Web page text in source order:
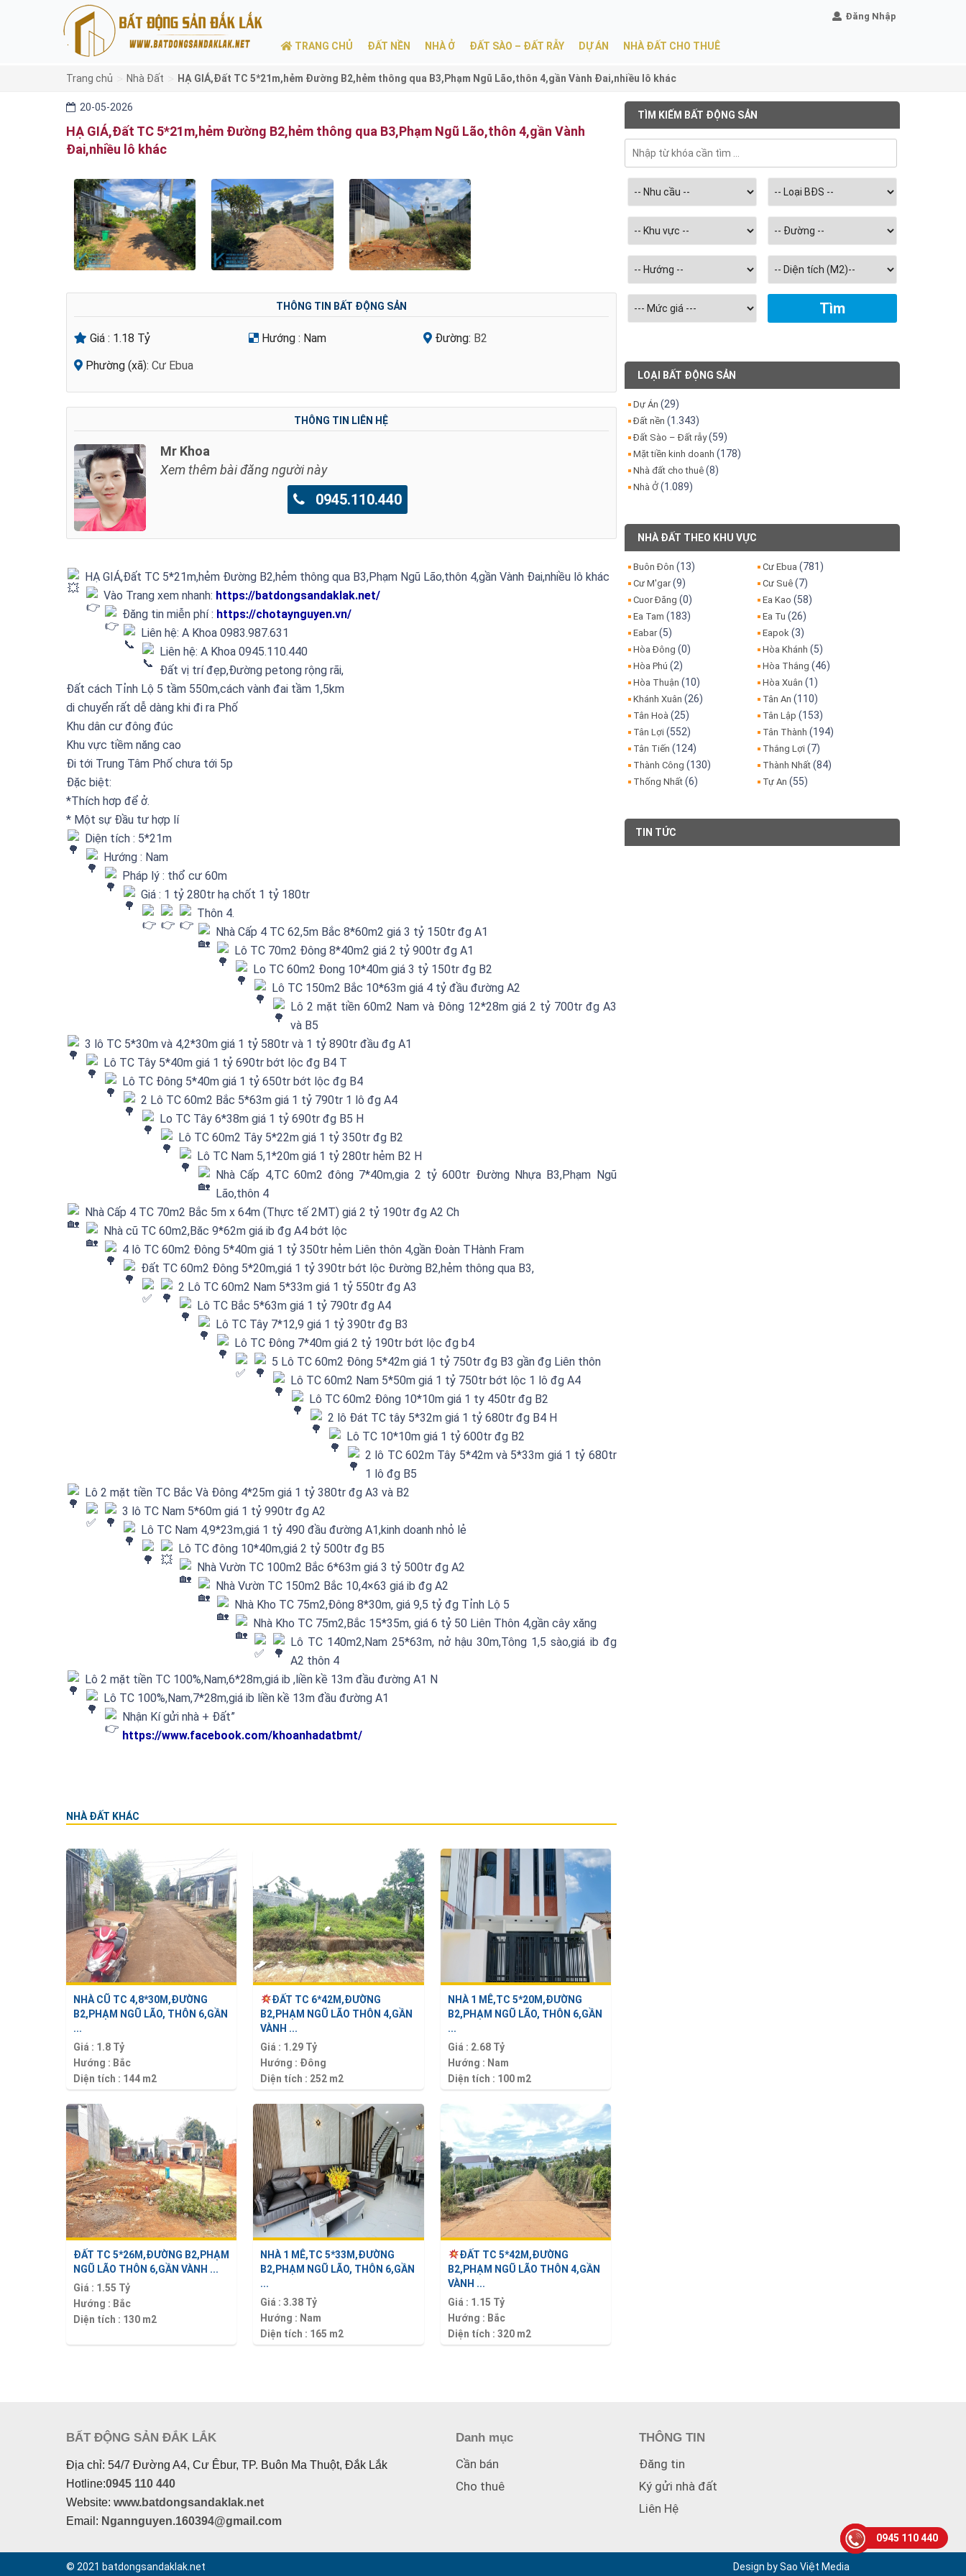
Đăng Nhập
TRANG CHỦ ĐẤT NỀN NHÀ Ở ĐẤT SÀO – ĐẤT RẪY DỰ ÁN NHÀ ĐẤT CHO THUÊ
Trang chủ Nhà Đất HẠ GIÁ,Đất TC 5*21m,hẻm Đường B2,hẻm thông qua B3,Phạm Ngũ Lão,thôn 4,gần Vành Đai,nhiều lô khác
20-05-2026
HẠ GIÁ,Đất TC 5*21m,hẻm Đường B2,hẻm thông qua B3,Phạm Ngũ Lão,thôn 4,gần Vành
Đai,nhiều lô khác
THÔNG TIN BẤT ĐỘNG SẢN
Giá : 1.18 Tỷ Hướng : Nam Đường: B2
Phường (xã): Cư Ebua
THÔNG TIN LIÊN HỆ
Mr Khoa
Xem thêm bài đăng người này
0945.110.440
HẠ GIÁ,Đất TC 5*21m,hẻm Đường B2,hẻm thông qua B3,Phạm Ngũ Lão,thôn 4,gần Vành Đai,nhiều lô khác
Vào Trang xem nhanh: https://batdongsandaklak.net/
Đăng tin miễn phí : https://chotaynguyen.vn/
Liên hệ: A Khoa 0983.987.631
Liên hệ: A Khoa 0945.110.440
Đất vị trí đẹp,Đường petong rộng rãi,
Đất cách Tỉnh Lộ 5 tầm 550m,cách vành đai tầm 1,5km
di chuyển rất dễ dàng khi đi ra Phố
Khu dân cư đông đúc
Khu vực tiềm năng cao
Đi tới Trung Tâm Phố chưa tới 5p
Đặc biệt:
*Thích hơp để ở.
* Một sự Đầu tư hợp lí
Diện tích : 5*21m
Hướng : Nam
Pháp lý : thổ cư 60m
Giá : 1 tỷ 280tr hạ chốt 1 tỷ 180tr
Thôn 4.
Nhà Cấp 4 TC 62,5m Bắc 8*60m2 giá 3 tỷ 150tr đg A1
Lô TC 70m2 Đông 8*40m2 giá 2 tỷ 900tr đg A1
Lo TC 60m2 Đong 10*40m giá 3 tỷ 150tr đg B2
Lô TC 150m2 Bắc 10*63m giá 4 tỷ đầu đường A2
Lô 2 mặt tiền 60m2 Nam và Đông 12*28m giá 2 tỷ 700tr đg A3
và B5
3 lô TC 5*30m và 4,2*30m giá 1 tỷ 580tr và 1 tỷ 890tr đầu đg A1
Lô TC Tây 5*40m giá 1 tỷ 690tr bớt lộc đg B4 T
Lô TC Đông 5*40m giá 1 tỷ 650tr bớt lộc đg B4
2 Lô TC 60m2 Bắc 5*63m giá 1 tỷ 790tr 1 lô đg A4
Lo TC Tây 6*38m giá 1 tỷ 690tr đg B5 H
Lô TC 60m2 Tây 5*22m giá 1 tỷ 350tr đg B2
Lô TC Nam 5,1*20m giá 1 tỷ 280tr hẻm B2 H
Nhà Cấp 4,TC 60m2 đông 7*40m,gia 2 tỷ 600tr Đường Nhựa B3,Phạm Ngũ
Lão,thôn 4
Nhà Cấp 4 TC 70m2 Bắc 5m x 64m (Thực tế 2MT) giá 2 tỷ 190tr đg A2 Ch
Nhà cũ TC 60m2,Băc 9*62m giá ib đg A4 bớt lộc
4 lô TC 60m2 Đông 5*40m giá 1 tỷ 350tr hẻm Liên thôn 4,gần Đoàn THành Fram
Đất TC 60m2 Đông 5*20m,giá 1 tỷ 390tr bớt lộc Đường B2,hẻm thông qua B3,
2 Lô TC 60m2 Nam 5*33m giá 1 tỷ 550tr đg A3
Lô TC Bắc 5*63m giá 1 tỷ 790tr đg A4
Lô TC Tây 7*12,9 giá 1 tỷ 390tr đg B3
Lô TC Đông 7*40m giá 2 tỷ 190tr bớt lộc đg b4
5 Lô TC 60m2 Đông 5*42m giá 1 tỷ 750tr đg B3 gần đg Liên thôn
Lô TC 60m2 Nam 5*50m giá 1 tỷ 750tr bớt lộc 1 lô đg A4
Lô TC 60m2 Đông 10*10m giá 1 ty 450tr đg B2
2 lô Đát TC tây 5*32m giá 1 tỷ 680tr đg B4 H
Lô TC 10*10m giá 1 tỷ 600tr đg B2
2 lô TC 602m Tây 5*42m và 5*33m giá 1 tỷ 680tr
1 lô đg B5
Lô 2 mặt tiền TC Bắc Và Đông 4*25m giá 1 tỷ 380tr đg A3 và B2
3 lô TC Nam 5*60m giá 1 tỷ 990tr đg A2
Lô TC Nam 4,9*23m,giá 1 tỷ 490 đầu đường A1,kinh doanh nhỏ lẻ
Lô TC đông 10*40m,giá 2 tỷ 500tr đg B5
Nhà Vườn TC 100m2 Bắc 6*63m giá 3 tỷ 500tr đg A2
Nhà Vườn TC 150m2 Bắc 10,4×63 giá ib đg A2
Nhà Kho TC 75m2,Đông 8*30m, giá 9,5 tỷ đg Tỉnh Lộ 5
Nhà Kho TC 75m2,Bắc 15*35m, giá 6 tỷ 50 Liên Thôn 4,gần cây xăng
Lô TC 140m2,Nam 25*63m, nở hậu 30m,Tông 1,5 sào,giá ib đg
A2 thôn 4
Lô 2 mặt tiền TC 100%,Nam,6*28m,giá ib ,liền kề 13m đầu đường A1 N
Lô TC 100%,Nam,7*28m,giá ib liền kề 13m đầu đường A1
Nhận Kí gửi nhà + Đất”
https://www.facebook.com/khoanhadatbmt/
NHÀ ĐẤT KHÁC
NHÀ CŨ TC 4,8*30M,ĐƯỜNG
B2,PHẠM NGŨ LÃO, THÔN 6,GẦN
...
Giá : 1.8 Tỷ
Hướng : Bắc
Diện tích : 144 m2
ĐẤT TC 6*42M,ĐƯỜNG
B2,PHẠM NGŨ LÃO THÔN 4,GẦN
VÀNH ...
Giá : 1.29 Tỷ
Hướng : Đông
Diện tích : 252 m2
NHÀ 1 MÊ,TC 5*20M,ĐƯỜNG
B2,PHẠM NGŨ LÃO, THÔN 6,GẦN
...
Giá : 2.68 Tỷ
Hướng : Nam
Diện tích : 100 m2
ĐẤT TC 5*26M,ĐƯỜNG B2,PHẠM
NGŨ LÃO THÔN 6,GẦN VÀNH ...
Giá : 1.55 Tỷ
Hướng : Bắc
Diện tích : 130 m2
NHÀ 1 MÊ,TC 5*33M,ĐƯỜNG
B2,PHẠM NGŨ LÃO, THÔN 6,GẦN
...
Giá :3.38 Tỷ
Hướng : Nam
Diện tích : 165 m2
ĐẤT TC 5*42M,ĐƯỜNG
B2,PHẠM NGŨ LÃO THÔN 4,GẦN
VÀNH ...
Giá : 1.15 Tỷ
Hướng : Bắc
Diện tích : 320 m2
TÌM KIẾM BẤT ĐỘNG SẢN
Chọn
diện
tích
LOẠI BẤT ĐỘNG SẢN
Dự Án (29)
Đất nền (1.343)
Đất Sào – Đất rẫy(59)
Mặt tiền kinh doanh (178)
Nhà đất cho thuê (8)
Nhà Ở (1.089)
NHÀ ĐẤT THEO KHU VỰC
Buôn Đôn (13) Cư Ebua (781)
Cư M'gar(9) Cư Suê (7)
Cuor Đăng (0) Ea Kao (58)
Ea Tam (183) Ea Tu (26)
Eabar(5) Eapok (3)
Hòa Đông (0) Hòa Khánh (5)
Hòa Phú (2) Hòa Thắng (46)
Hòa Thuận (10) Hòa Xuân (1)
Khánh Xuân (26) Tân An (110)
Tân Hoà (25) Tân Lập (153)
Tân Lợi (552) Tân Thành (194)
Tân Tiến (124) Thắng Lợi (7)
Thành Công (130) Thành Nhất (84)
Thống Nhất (6) Tự An (55)
TIN TỨC
BẤT ĐỘNG SẢN ĐẮK LẮK
Địa chỉ: 54/7 Đường A4, Cư Êbur, TP. Buôn Ma Thuột, Đắk Lắk
Hotline:0945 110 440
Website: www.batdongsandaklak.net
Email: Ngannguyen.160394@gmail.com
Danh mục
Cần bán
Cho thuê
THÔNG TIN
Đăng tin
Ký gửi nhà đất
Liên Hệ
© 2021 batdongsandaklak.net Design by Sao Việt Media
0945 110 440